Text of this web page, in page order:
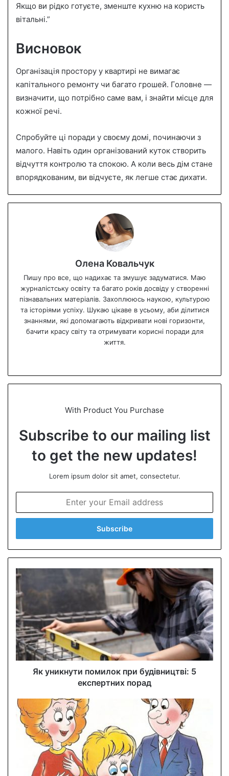
Якщо ви рідко готуєте, зменште кухню на користь
вітальні.”
Висновок
Організація простору у квартирі не вимагає
капітального ремонту чи багато грошей. Головне —
визначити, що потрібно саме вам, і знайти місце для
кожної речі.
Спробуйте ці поради у своєму домі, починаючи з
малого. Навіть один організований куток створить
відчуття контролю та спокою. А коли весь дім стане
впорядкованим, ви відчуєте, як легше стає дихати.
Олена Ковальчук
Пишу про все, що надихає та змушує задуматися. Маю
журналістську освіту та багато років досвіду у створенні
пізнавальних матеріалів. Захоплююсь наукою, культурою
та історіями успіху. Шукаю цікаве в усьому, аби ділитися
знаннями, які допомагають відкривати нові горизонти,
бачити красу світу та отримувати корисні поради для
життя.
te
With Product You Purchase
Subscribe to our mailing list
to get the new updates!
Lorem ipsum dolor sit amet, consectetur.
t
r
y
u
r
E
m
a
i
l
a
d
s
Як уникнути помилок при будівництві: 5
експертних порад